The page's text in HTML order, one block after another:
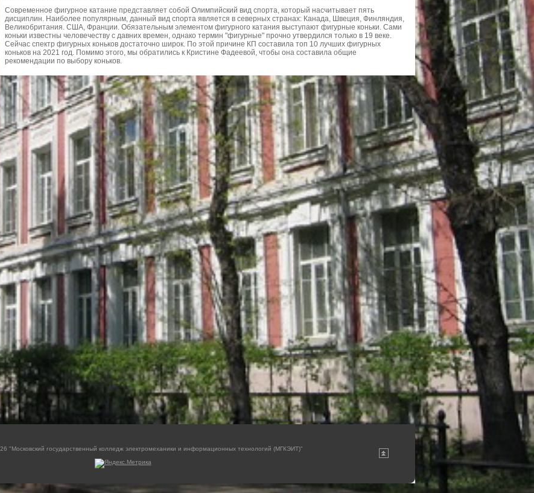
Современное фигурное катание представляет собой Олимпийский вид спорта, который насчитывает пять
дисциплин. Наиболее популярным, данный вид спорта является в северных странах: Канада, Швеция, Финляндия,
Великобритания. США, Франции. Обязательным элементом фигурного катания выступают фигурные коньки. Сами
коньки известны человечеству с давних времен, однако термин "фигурные" прочно утвердился только в 19 веке.
Сейчас спектр фигурных коньков достаточно широк. По этой причине КП составила топ 10 лучших фигурных
коньков на 2021 год. Помимо этого, мы обратились к Кристине Фадеевой, чтобы она составила общие
рекомендации по выбору коньков.
"Московский государственный колледж электромеханики и информационных технологий (МГКЭИТ)"